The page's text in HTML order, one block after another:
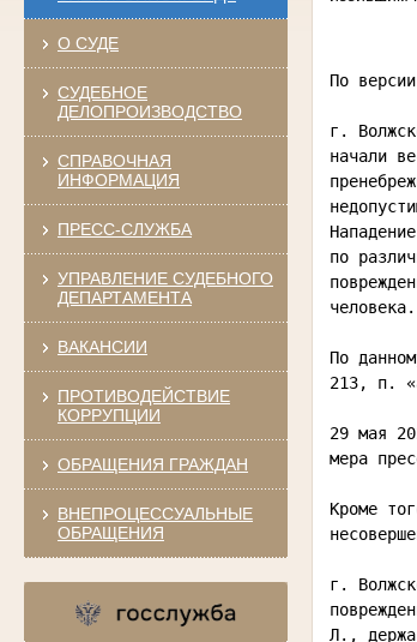
О СУДЕ
СУДЕБНОЕ
ДЕЛОПРОИЗВОДСТВО
СПРАВОЧНАЯ
ИНФОРМАЦИЯ
ПРЕСС-СЛУЖБА
УПРАВЛЕНИЕ СУДЕБНОГО
ДЕПАРТАМЕНТА
ВАКАНСИИ
ПРОТИВОДЕЙСТВИЕ
КОРРУПЦИИ
ОБРАЩЕНИЯ ГРАЖДАН
ВНЕПРОЦЕССУАЛЬНЫЕ
ОБРАЩЕНИЯ
По
г.
начали
по
человека.
По
213, п.
29 мая
мера
Кроме
г.
Л., держа